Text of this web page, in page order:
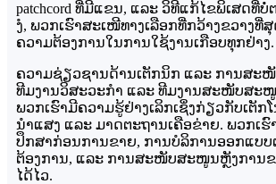
patchcord ທີ່ມີແຂນ, ແລະ ວິທີແກ້ໄຂພິເສດທີ່
ງໍ, ພວກເຮົາສະເໜີທາງເລືອກທີ່ກວ້າງຂວາງທີ່
ຄວາມຕ້ອງການໃນການໃຊ້ງານເກືອບທຸກຢ່າງ.
ຄວາມຊ່ຽວຊານດ້ານເຕັກນິກ ແລະ ການສະ
ທີມງານວິສະວະກຳ ແລະ ທີມງານສະໜັບສະ
ພວກເຮົາມີຄວາມຮູ້ຢ່າງເລິກເຊິ່ງກ່ຽວກັບເຕັກ
ນຳແສງ ແລະ ມາດຕະຖານເຄືອຂ່າຍ. ພວກເ
ປຶກສາກ່ອນການຂາຍ, ການບໍລິການອອກແບບ
ຕ້ອງການ, ແລະ ການສະໜັບສະໜູນຫຼັງການ
ໄດ້ໄວ.